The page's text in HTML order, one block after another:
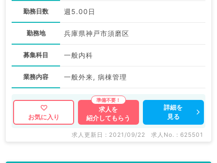
勤務日数 週5.00日
勤務地 兵庫県神戸市須磨区
募集科目 一般内科
業務内容 一般外来, 病棟管理
お気に入り
求人を
紹介してもらう
詳細を
見る
求人更新日 : 2021/09/22 求人No. : 625501